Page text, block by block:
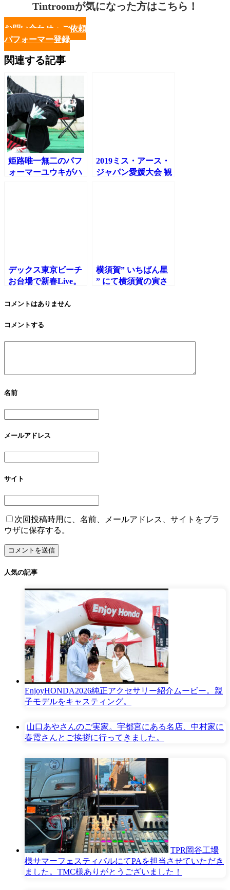
Tintroomが気になった方はこちら！
お問い合わせ・ご依頼
パフォーマー登録
関連する記事
姫路唯一無二のパフ
ォーマーユウキがハ
2019ミス・アース・
ジャパン愛媛大会 観
デックス東京ビーチ
お台場で新春Live。
ュース。大盛況でし
横須賀” いちばん星
” にて横須賀の寅さ
コメントはありません
コメントする
名前
メールアドレス
サイト
次回投稿時用に、名前、メールアドレス、サイトをブラ
ウザに保存する。
人気の記事
EnjoyHONDA2026純正アクセサリー紹介ムービー。親
子モデルをキャスティング。
山口あやさんのご実家。宇都宮にある名店、中村家に
春霞さんとご挨拶に行ってきました。
TPR岡谷工場
様サマーフェスティバルにてPAを担当させていただき
ました。TMC様ありがとうございました！